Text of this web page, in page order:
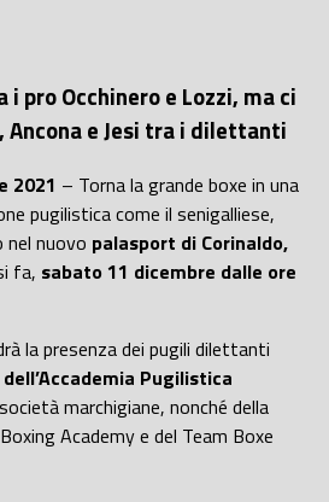
i pro Occhinero e Lozzi, ma ci
Ancona e Jesi tra i dilettanti
2021 – Torna la grande boxe in una
pugilistica come il senigalliese,
nel nuovo palasport di Corinaldo,
fa, sabato 11 dicembre dalle ore
la presenza dei pugili dilettanti
Pugilistica
marchigiane, nonché della
Academy e del Team Boxe